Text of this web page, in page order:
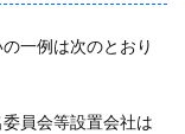
一例は次のとおり
員会等設置会社は